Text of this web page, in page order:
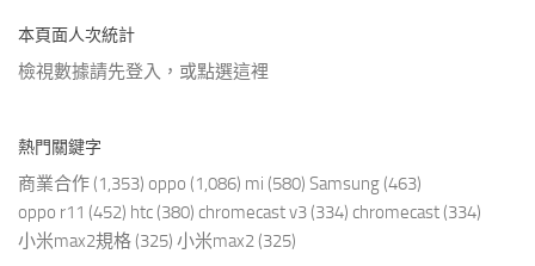
本頁面人次統計
檢視數據請先登入，或點選這裡
熱門關鍵字
商業合作 (1,353) oppo (1,086) mi (580) Samsung (463)
oppo r11 (452) htc (380) chromecast v3 (334) chromecast (334)
小米max2規格 (325) 小米max2 (325)